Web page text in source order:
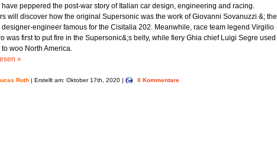
have peppered the post-war story of Italian car design, engineering and racing.
will discover how the original Supersonic was the work of Giovanni Sovanuzzi &; the
engineer famous for the Cisitalia 202. Meanwhile, race team legend Virgilio
was first to put fire in the Supersonic&;s belly, while fiery Ghia chief Luigi Segre used
to woo North America.
»
Roth | Erstellt am: Oktober 17th, 2020 | 0 Kommentare